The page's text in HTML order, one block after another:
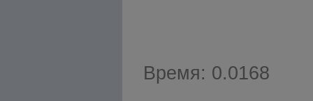
Время: 0.0168